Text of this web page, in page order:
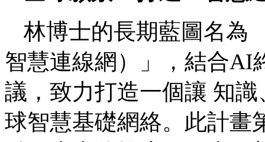
林博士的長期藍圖名為
智慧連線網）」，結合AI
議，致力打造一個讓 知
球智慧基礎網絡。此計畫